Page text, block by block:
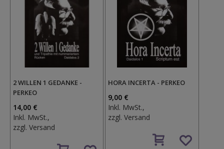
2 WILLEN 1 GEDANKE -
PERKEO
14,00 €
Inkl. MwSt.,
zzgl. Versand
HORA INCERTA - PERKEO
9,00 €
Inkl. MwSt.,
zzgl.Versand
den